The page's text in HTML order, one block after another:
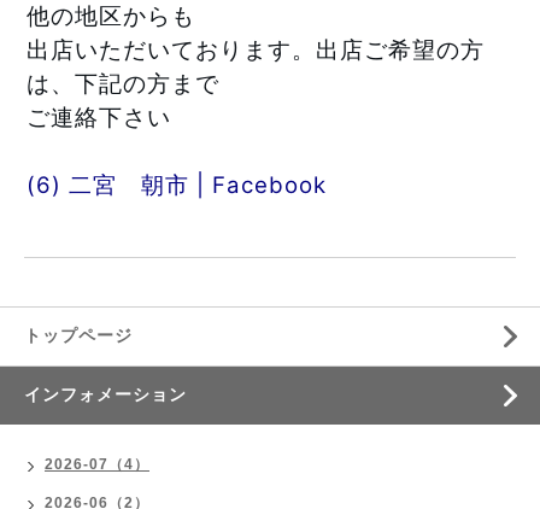
他の地区からも
出店いただいております。出店ご希望の方
は、下記の方まで
ご連絡下さい
(6) 二宮　朝市 | Facebook
トップページ
インフォメーション
2026-07（4）
2026-06（2）